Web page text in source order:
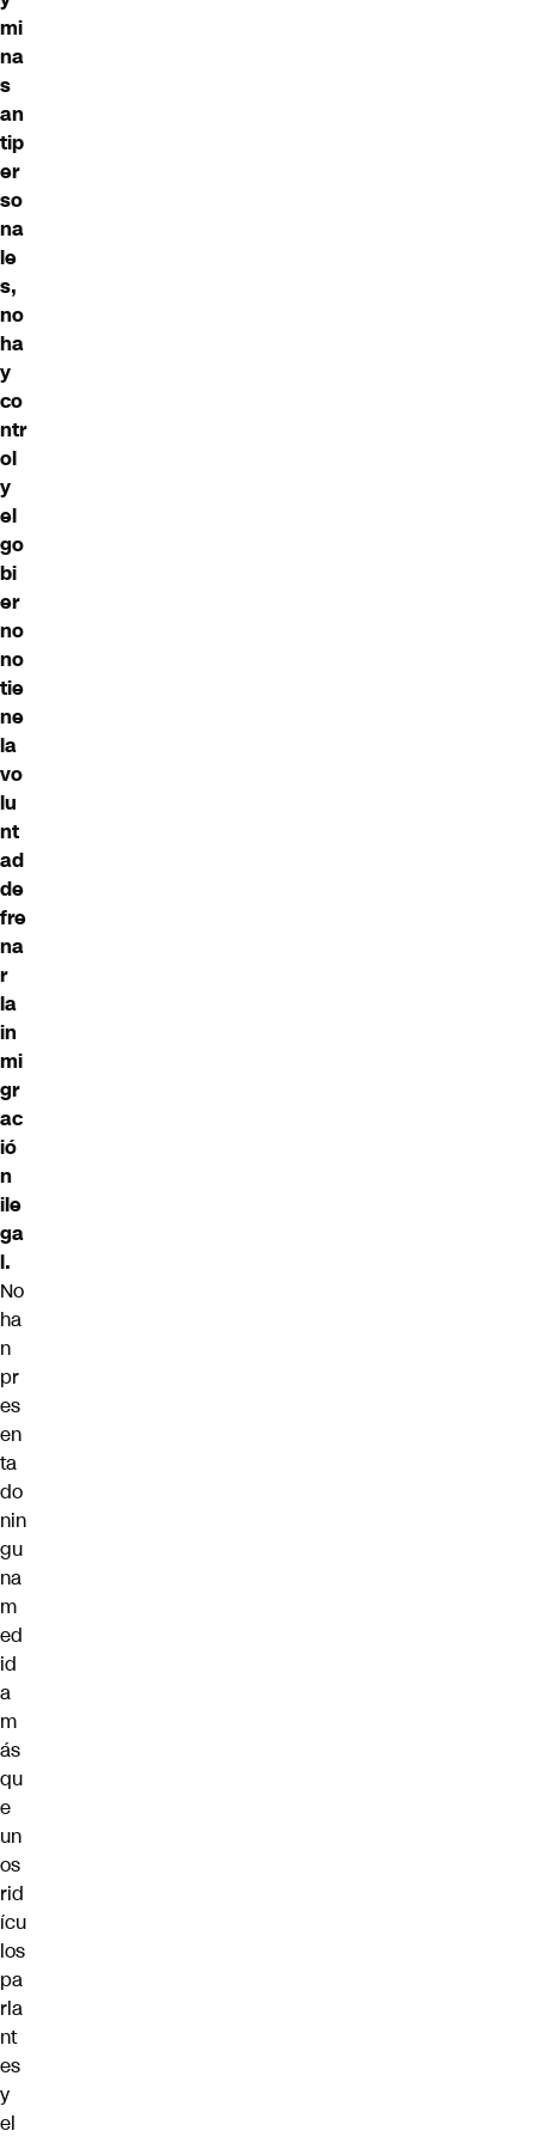
mi
na
s
an
tip
er
so
na
le
s,
no
ha
y
co
ntr
ol
y
el
go
bi
er
no
no
tie
ne
la
vo
lu
nt
ad
de
fre
na
r
la
in
mi
gr
ac
ió
n
ile
ga
l.
No
ha
n
pr
es
en
ta
do
nin
gu
na
m
ed
id
a
m
ás
qu
e
un
os
rid
ícu
los
pa
rla
nt
es
y
el